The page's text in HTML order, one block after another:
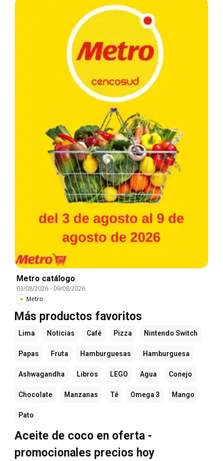
Metro catálogo
03/08/2026- 09/08/2026
Metro
Más productos favoritos
Lima Noticias Café Pizza Nintendo Switch
Papas Fruta Hamburguesas Hamburguesa
Ashwagandha Libros LEGO Agua Conejo
Chocolate Manzanas Té Omega 3 Mango
Pato
Aceite de coco en oferta -
promocionales precios hoy